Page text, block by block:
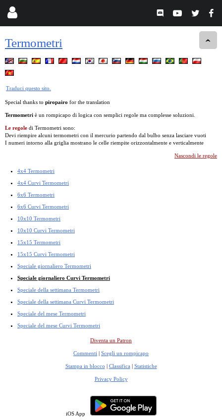
Termometri
Traduci questo sito.
Special thanks to piropairo for the translation
Termometri è un rompicapo di logica con semplici regole ma complesse soluzioni.
Le regole di Termometri sono:
Devi riempire alcuni termometri con il mercurio partendo dal bulbo senza lasciare vuoti
I numeri intorno alla griglia mostrano le celle riempite orizzontalmente e verticalmente
Nascondi le regole
4x4 Termometri
4x4 Curvi Termometri
6x6 Termometri
6x6 Curvi Termometri
10x10 Termometri
10x10 Curvi Termometri
15x15 Termometri
15x15 Curvi Termometri
Speciale giornaliero Termometri
Speciale giornaliero Curvi Termometri
Speciale della settimana Termometri
Speciale della settimana Curvi Termometri
Speciale del mese Termometri
Speciale del mese Curvi Termometri
Diventa un Patron
Commenti | Scegli un rompicapo
Stampa in blocco | Classifica | Statistiche
Privacy Policy
iOS App